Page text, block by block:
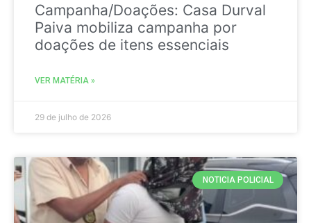
Campanha/Doações: Casa Durval
Paiva mobiliza campanha por
doações de itens essenciais
VER MATÉRIA »
29 de julho de 2026
NOTICIA POLICIAL